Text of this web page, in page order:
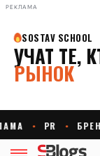
РЕКЛАМА